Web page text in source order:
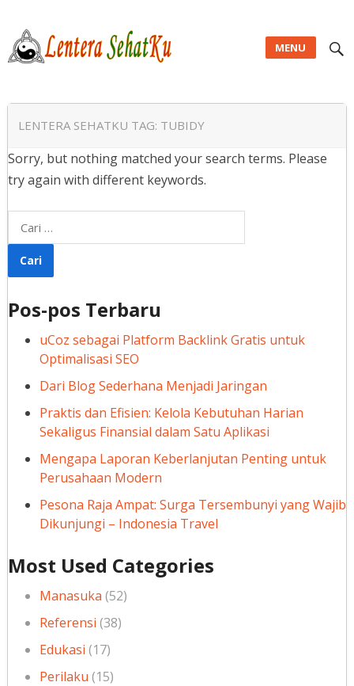
MENU
LENTERA SEHATKU TAG: TUBIDY
Sorry, but nothing matched your search terms. Please
try again with different keywords.
untuk:
Pos-pos Terbaru
uCoz sebagai Platform Backlink Gratis untuk
Optimalisasi SEO
Dari Blog Sederhana Menjadi Jaringan
Praktis dan Efisien: Kelola Kebutuhan Harian
Sekaligus Finansial dalam Satu Aplikasi
Mengapa Laporan Keberlanjutan Penting untuk
Perusahaan Modern
Pesona Raja Ampat: Surga Tersembunyi yang Wajib
Dikunjungi – Indonesia Travel
Most Used Categories
Manasuka (52)
Referensi (38)
Edukasi (17)
Perilaku (15)